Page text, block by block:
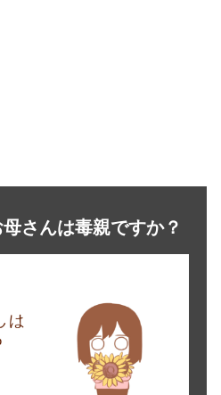
母さんは毒親ですか？